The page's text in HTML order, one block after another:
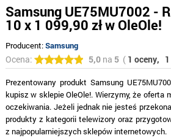
Samsung UE75MU7002 -
10 x 1 099,90 zł w OleOle!
Producent:Samsung
Ocena: 5,0na 5( 1 oceny,
Prezentowany produkt Samsung
kupisz w sklepie OleOle!. Wierzymy, że oferta
oczekiwania. Jeżeli jednak nie jesteś
produkty z kategorii telewizory oraz
z najpopularniejszych sklepów internetowych.